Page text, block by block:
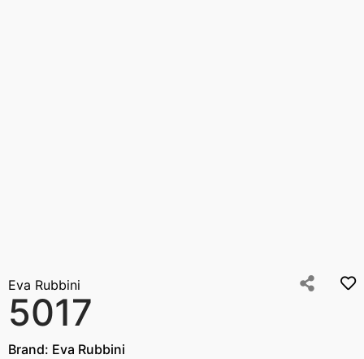
Eva Rubbini
5017
Brand: Eva Rubbini